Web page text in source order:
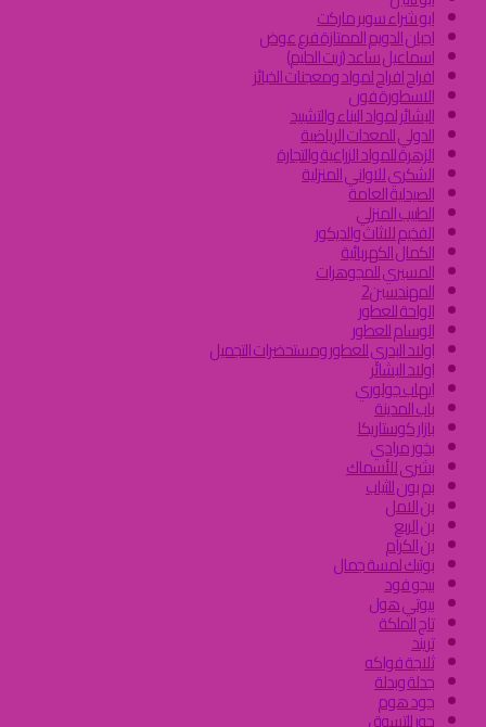
ابو شراء سوبر ماركت
اجبان الدويم الممتازة فرع عوض
اسماعيل ساعد (زيت الحليم)
افراح افراح لمواد ومعجنات الخبائز
الاسطورة فون
البشائر لمواد البناء والتشييد
الدولي للمعدات الرياضية
الزهرة للمواد الزراعية والتجارة
الشكري للاواني المنزلية
الصيدلية العامة
الطبيب المنزلي
الفخيم للاثاث والديكور
الكمال الكهربائية
المسيري للمجوهرات
المهندسين2
الواحة للعطور
الوسام للعطور
اولاد البدري للعطور ومستحضرات التجميل
اولاد البشائر
ايهاب جولوري
باب المدينة
بازار كوستاريكا
بخور مرادي
بشرى للأسماك
بم بون للثياب
بن الامل
بن الربع
بن الكرام
بوتيك لمسة جمال
بيجو فود
بيوتي هول
تاج الملكة
تريند
ثلاجة فواكه
جدلة وبدلة
جود هوم
حور للتسوق